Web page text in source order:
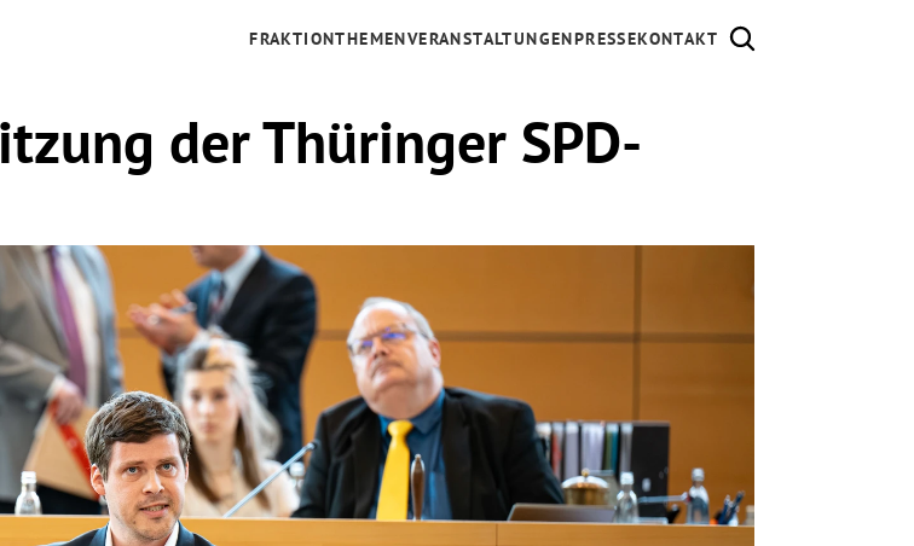
FRAKTIONTHEMENVERANSTALTUNGENPRESSEKONTAKT
der Thüringer SPD-